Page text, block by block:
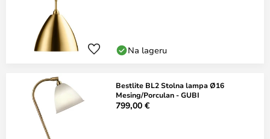
Na lageru
Bestlite BL2 Stolna lampa Ø16
Mesing/Porculan - GUBI
799,00 €